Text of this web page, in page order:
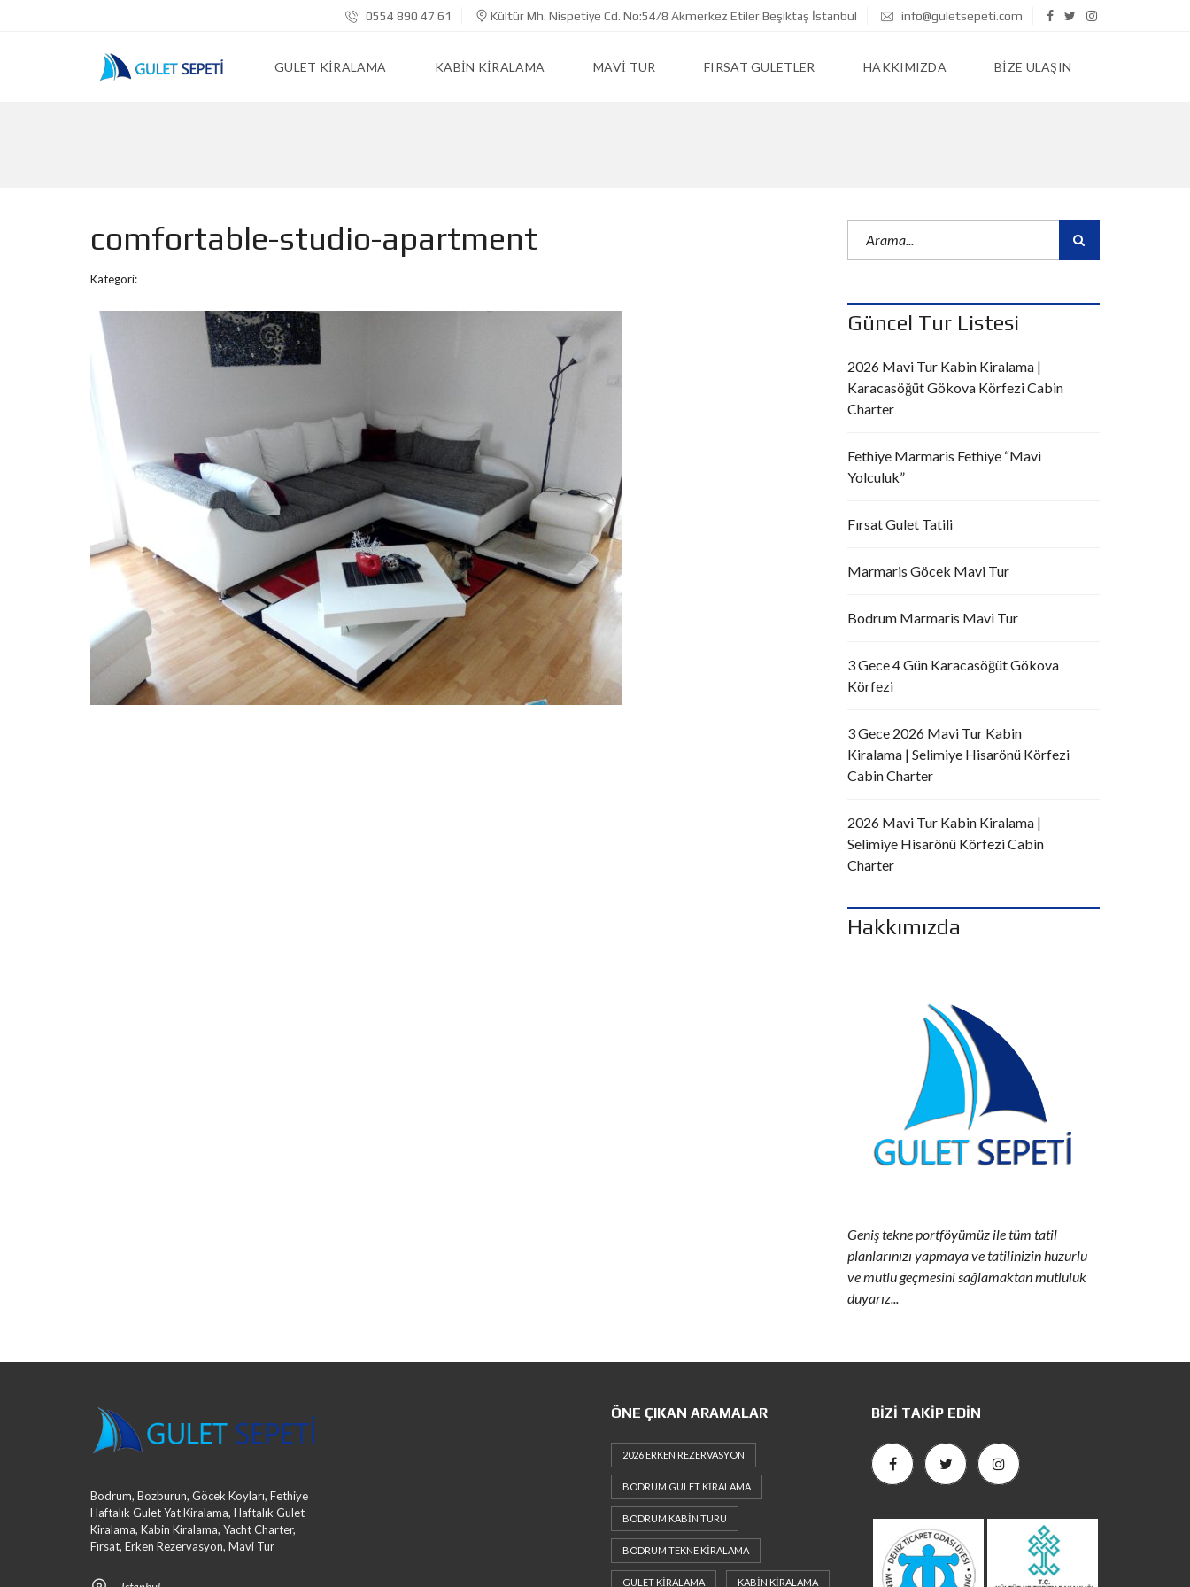
0554 890 47 61 Kültür Mh. Nispetiye Cd. No:54/8 Akmerkez Etiler Beşiktaş İstanbul info@guletsepeti.com
GULET KIRALAMA KABIN KIRALAMA MAVI TUR FIRSAT GULETLER HAKKIMIZDA BIZE ULAŞIN
comfortable-studio-apartment
Kategori:
Güncel Tur Listesi
2026 Mavi Tur Kabin Kiralama |
Karacasöğüt Gökova Körfezi Cabin
Charter
Fethiye Marmaris Fethiye “Mavi
Yolculuk”
Fırsat Gulet Tatili
Marmaris Göcek Mavi Tur
Bodrum Marmaris Mavi Tur
3 Gece 4 Gün Karacasöğüt Gökova
Körfezi
3 Gece 2026 Mavi Tur Kabin
Kiralama | Selimiye Hisarönü Körfezi
Cabin Charter
2026 Mavi Tur Kabin Kiralama |
Selimiye Hisarönü Körfezi Cabin
Charter
Hakkımızda
Geniş tekne portföyümüz ile tüm tatil
planlarınızı yapmaya ve tatilinizin huzurlu
ve mutlu geçmesini sağlamaktan mutluluk
duyarız...
Bodrum, Bozburun, Göcek Koyları, Fethiye
Haftalık Gulet Yat Kiralama, Haftalık Gulet
Kiralama, Kabin Kiralama, Yacht Charter,
Fırsat, Erken Rezervasyon, Mavi Tur
ÖNE ÇIKAN ARAMALAR
2026 ERKEN REZERVASYON
BODRUM GULET KIRALAMA
BODRUM KABIN TURU
BODRUM TEKNE KIRALAMA
GULET KIRALAMA KABIN KIRALAMA
BIZI TAKIP EDIN